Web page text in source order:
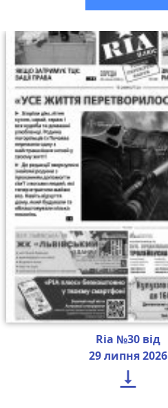
Ria №30 від
29 липня 2026
